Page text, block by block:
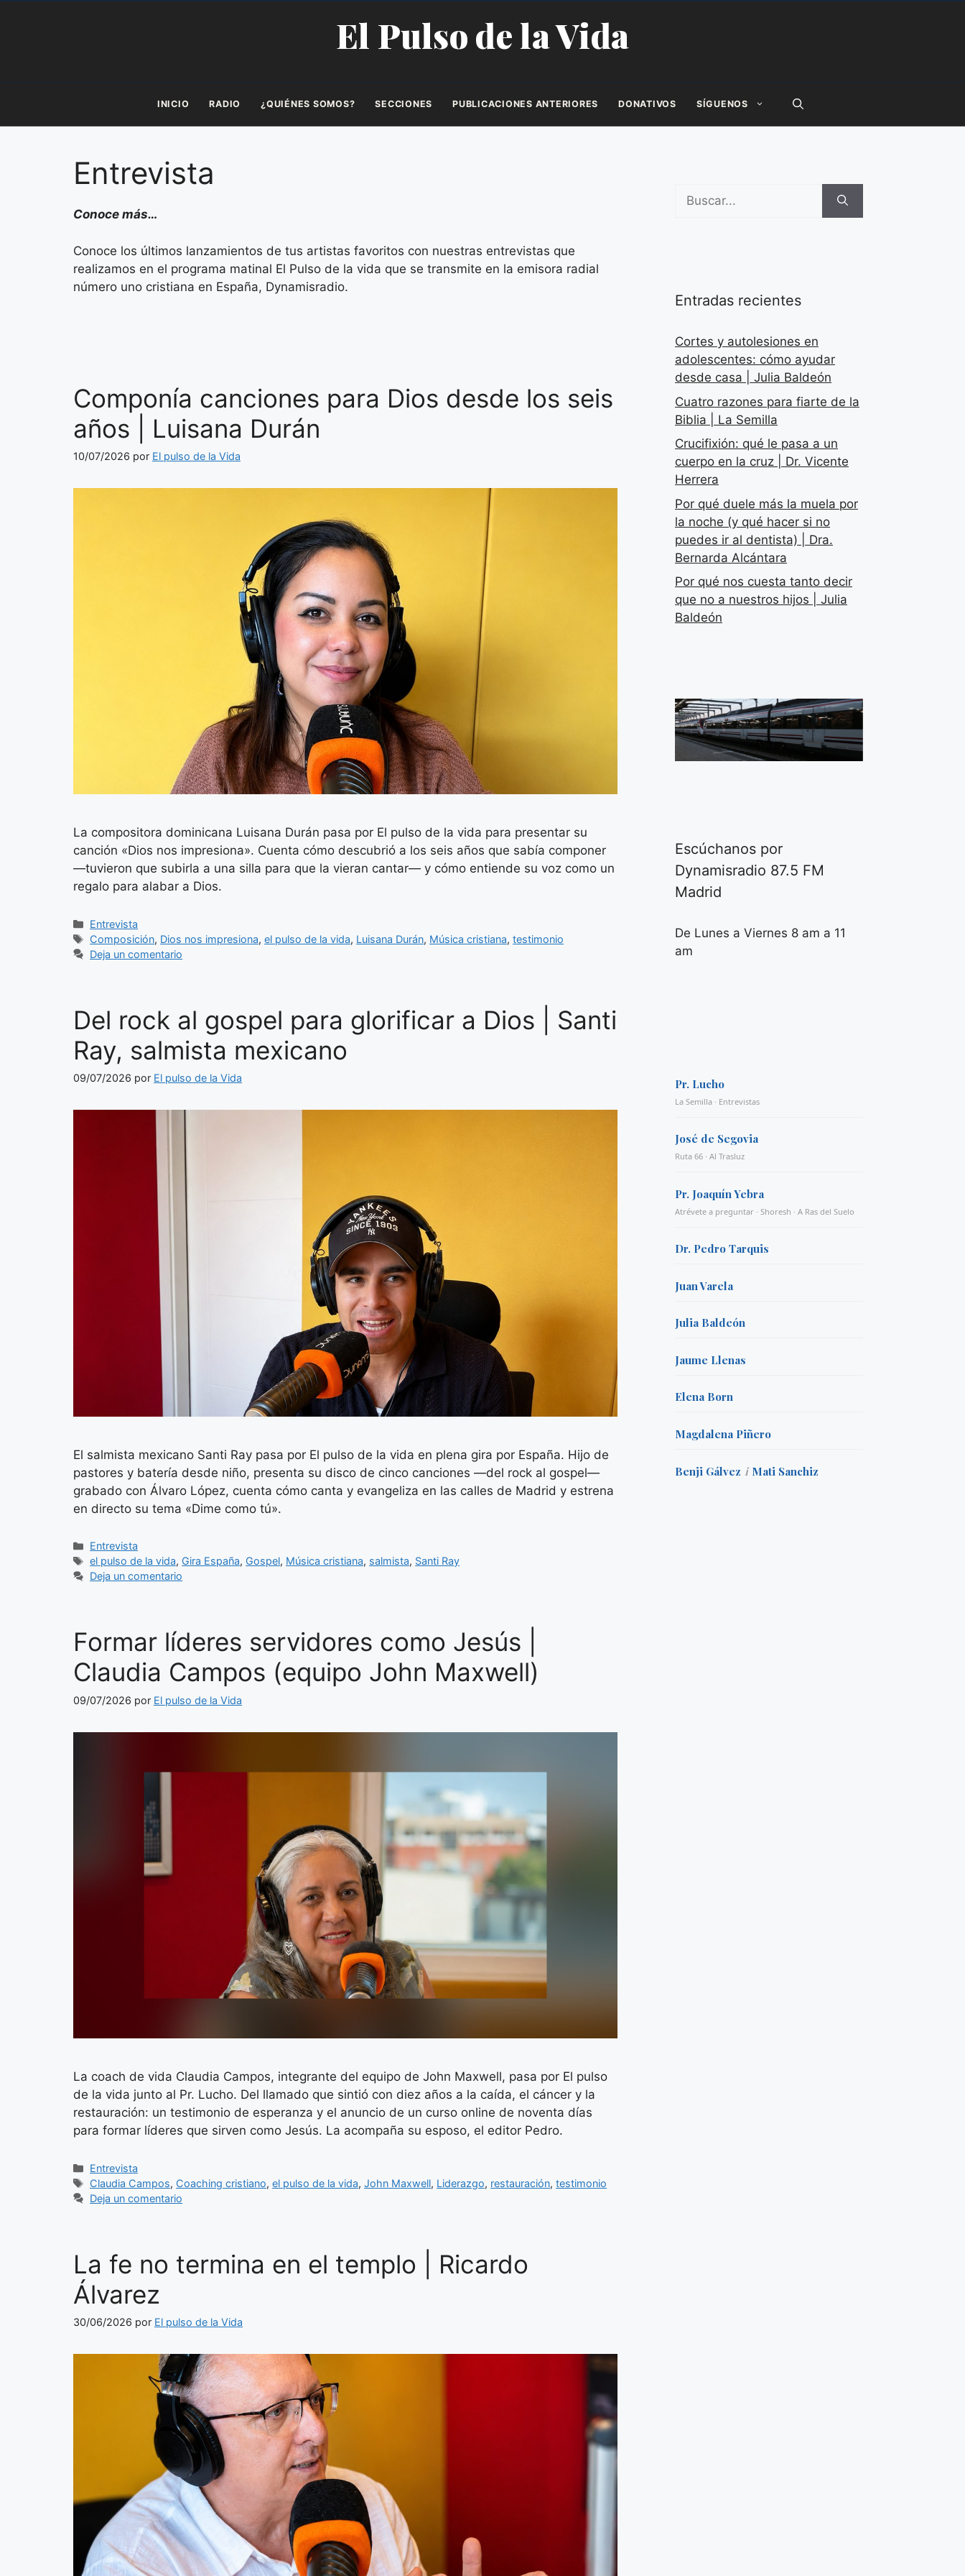
El Pulso de la Vida
INICIO RADIO ¿QUIÉNES SOMOS? SECCIONES PUBLICACIONES ANTERIORES DONATIVOS SÍGUENOS
Entrevista
Conoce más…
Conoce los últimos lanzamientos de tus artistas favoritos con nuestras entrevistas que
realizamos en el programa matinal El Pulso de la vida que se transmite en la emisora radial
número uno cristiana en España, Dynamisradio.
Componía canciones para Dios desde los seis
años | Luisana Durán
10/07/2026 por El pulso de la Vida
La compositora dominicana Luisana Durán pasa por El pulso de la vida para presentar su
canción «Dios nos impresiona». Cuenta cómo descubrió a los seis años que sabía componer
—tuvieron que subirla a una silla para que la vieran cantar— y cómo entiende su voz como un
regalo para alabar a Dios.
Categorías
Entrevista
Etiquetas
Composición, Dios nos impresiona,el pulso de la vida, Luisana Durán, Música cristiana,testimonio
Deja un comentario
Del rock al gospel para glorificar a Dios | Santi
Ray, salmista mexicano
09/07/2026 por El pulso de la Vida
El salmista mexicano Santi Ray pasa por El pulso de la vida en plena gira por España. Hijo de
pastores y batería desde niño, presenta su disco de cinco canciones —del rock al gospel—
grabado con Álvaro López, cuenta cómo canta y evangeliza en las calles de Madrid y estrena
en directo su tema «Dime como tú».
Categorías
Entrevista
Etiquetas
el pulso de la vida, Gira España, Gospel, Música cristiana, salmista, Santi Ray
Deja un comentario
Formar líderes servidores como Jesús |
Claudia Campos (equipo John Maxwell)
09/07/2026 por El pulso de la Vida
La coach de vida Claudia Campos, integrante del equipo de John Maxwell, pasa por El pulso
de la vida junto al Pr. Lucho. Del llamado que sintió con diez años a la caída, el cáncer y la
restauración: un testimonio de esperanza y el anuncio de un curso online de noventa días
para formar líderes que sirven como Jesús. La acompaña su esposo, el editor Pedro.
Categorías
Entrevista
Etiquetas
Claudia Campos, Coaching cristiano,el pulso de la vida,John Maxwell, Liderazgo, restauración,testimonio
Deja un comentario
La fe no termina en el templo | Ricardo
Álvarez
30/06/2026 por El pulso de la Vida
Buscar:
Entradas recientes
Cortes y autolesiones en
adolescentes: cómo ayudar
desde casa | Julia Baldeón
Cuatro razones para fiarte de la
Biblia | La Semilla
Crucifixión: qué le pasa a un
cuerpo en la cruz | Dr. Vicente
Herrera
Por qué duele más la muela por
la noche (y qué hacer si no
puedes ir al dentista) | Dra.
Bernarda Alcántara
Por qué nos cuesta tanto decir
que no a nuestros hijos | Julia
Baldeón
Escúchanos por
Dynamisradio 87.5 FM
Madrid
De Lunes a Viernes 8 am a 11
am
Pr. Lucho
La Semilla · Entrevistas
José de Segovia
Ruta 66 · Al Trasluz
Pr. Joaquín Yebra
Atrévete a preguntar · Shoresh · A Ras del Suelo
Dr. Pedro Tarquis
Juan Varela
Julia Baldeón
Jaume Llenas
Elena Born
Magdalena Piñero
Benji Gálvez i Mati Sanchiz